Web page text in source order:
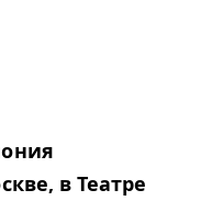
в Театре